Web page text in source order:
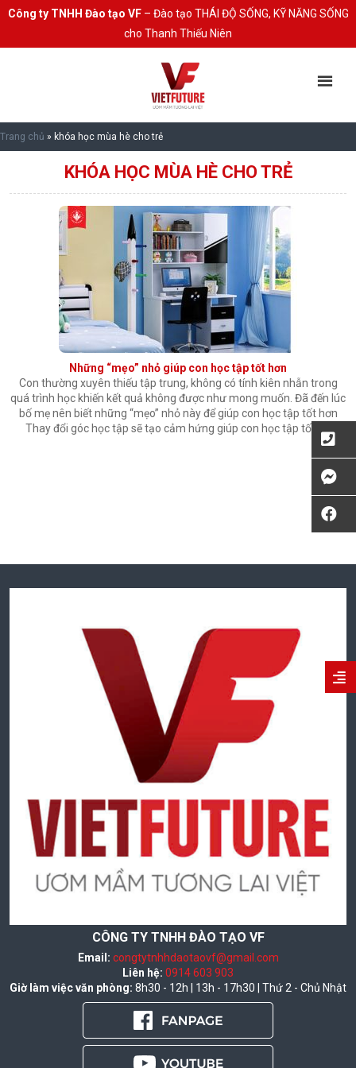
Công ty TNHH Đào tạo VF– Đào tạo THÁI ĐỘ SỐNG, KỸ NĂNG SỐNG
cho Thanh Thiếu Niên
Trang chủ » khóa học mùa hè cho trẻ
KHÓA HỌC MÙA HÈ CHO TRẺ
Những “mẹo” nhỏ giúp con học tập tốt hơn
Con thường xuyên thiếu tập trung, không có tính kiên nhẫn trong
quá trình học khiến kết quả không được như mong muốn. Đã đến lúc
bố mẹ nên biết những “mẹo” nhỏ này để giúp con học tập tốt hơn
Thay đổi góc học tập sẽ tạo cảm hứng giúp con học tập tốt […]
CÔNG TY TNHH ĐÀO TẠO VF
Email: congtytnhhdaotaovf@gmail.com
Liên hệ: 0914 603 903
Giờ làm việc văn phòng: 8h30 - 12h | 13h - 17h30 | Thứ 2 - Chủ Nhật